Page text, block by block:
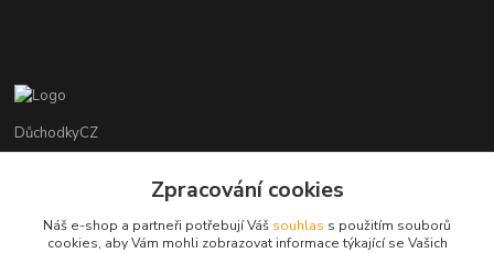
DůchodkyCZ
+420 412384749
Zpracování cookies
Náš e-shop a partneři potřebují Váš souhlas s použitím souborů
cookies, aby Vám mohli zobrazovat informace týkající se Vašich